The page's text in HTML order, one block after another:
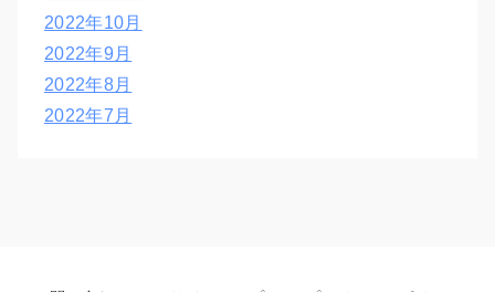
2022年10月
2022年9月
2022年8月
2022年7月